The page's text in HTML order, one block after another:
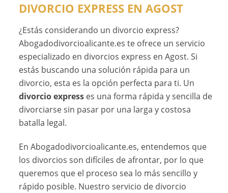
DIVORCIO EXPRESS EN AGOST
¿Estás considerando un divorcio express?
Abogadodivorcioalicante.es te ofrece un servicio
especializado en divorcios express en Agost. Si
estás buscando una solución rápida para un
divorcio, esta es la opción perfecta para ti. Un
divorcio express es una forma rápida y sencilla de
divorciarse sin pasar por una larga y costosa
batalla legal.
En Abogadodivorcioalicante.es, entendemos que
los divorcios son difíciles de afrontar, por lo que
queremos que el proceso sea lo más sencillo y
rápido posible. Nuestro servicio de divorcio